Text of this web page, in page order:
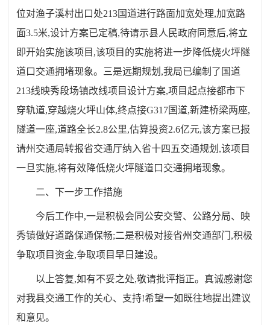
位对渔子溪村出口处213国道进行路面加宽处理,加宽路
面3.5米,设计方案已定稿,待请示县人民政府同意后,将立
即开始实施该项目,该项目的实施将进一步降低烧火坪隧
道口交通拥堵现象。三是远期规划,我局已编制了国道
213线映秀段场镇改线项目设计方案,项目起点接都市下
穿轨道,穿越烧火坪山体,终点接G317国道,新建桥梁两座,
隧道一座,道路全长2.8公里,估算投资2.6亿元,该方案已报
请州交通局转报省交通厅纳入省十四五交通规划,该项目
一旦实施,将有效降低烧火坪隧道口交通拥堵现象。
二、下一步工作措施
今后工作中,一是积极会同公安交警、公路分局、映
秀镇做好道路保通保畅;二是积极对接省州交通部门,积极
争取项目资金,争取项目早日建设。
以上答复,如有不妥之处,敬请批评指正。真诚感谢您
对我县交通工作的关心、支持!希望一如既往地提出建议
和意见。